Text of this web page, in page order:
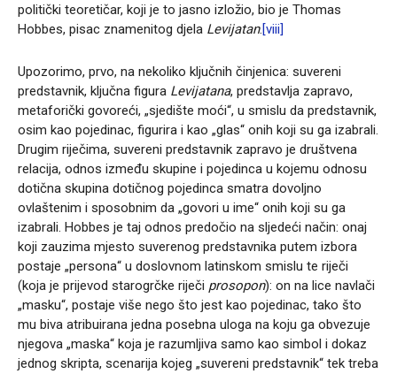
politički teoretičar, koji je to jasno izložio, bio je Thomas
Hobbes, pisac znamenitog djela Levijatan.[viii]
Upozorimo, prvo, na nekoliko ključnih činjenica: suvereni
predstavnik, ključna figura Levijatana, predstavlja zapravo,
metaforički govoreći, „sjedište moći“, u smislu da predstavnik,
osim kao pojedinac, figurira i kao „glas“ onih koji su ga izabrali.
Drugim riječima, suvereni predstavnik zapravo je društvena
relacija, odnos između skupine i pojedinca u kojemu odnosu
dotična skupina dotičnog pojedinca smatra dovoljno
ovlaštenim i sposobnim da „govori u ime“ onih koji su ga
izabrali. Hobbes je taj odnos predočio na sljedeći način: onaj
koji zauzima mjesto suverenog predstavnika putem izbora
postaje „persona“ u doslovnom latinskom smislu te riječi
(koja je prijevod starogrčke riječi prosopon): on na lice navlači
„masku“, postaje više nego što jest kao pojedinac, tako što
mu biva atribuirana jedna posebna uloga na koju ga obvezuje
njegova „maska“ koja je razumljiva samo kao simbol i dokaz
jednog skripta, scenarija kojeg „suvereni predstavnik“ tek treba